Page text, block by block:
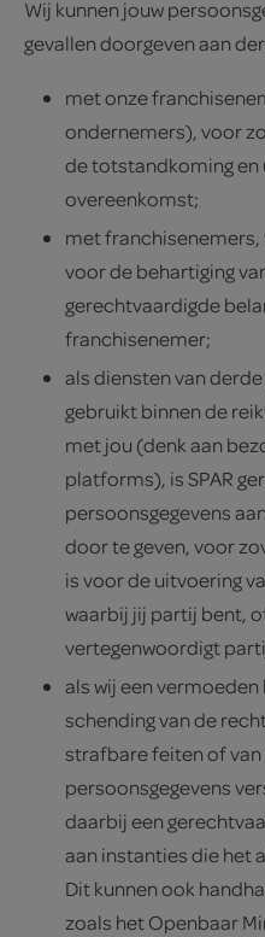
Wij kunnen jouw
gevallen doorgeven aan
met onze
ondernemers), voor
de totstandkoming en
overeenkomst;
met
voor de behartiging
gerechtvaardigde
franchisenemer;
als diensten van
gebruikt binnen de
met jou (denk aan
platforms), is SPAR
persoonsgegevens
door te geven, voor
is voor de uitvoering
waarbij jij partij bent,
vertegenwoordigt
als wij een vermoeden
schending van de
strafbare feiten of van
persoonsgegevens
daarbij een
aan instanties die het
Dit kunnen ook
zoals het Openbaar